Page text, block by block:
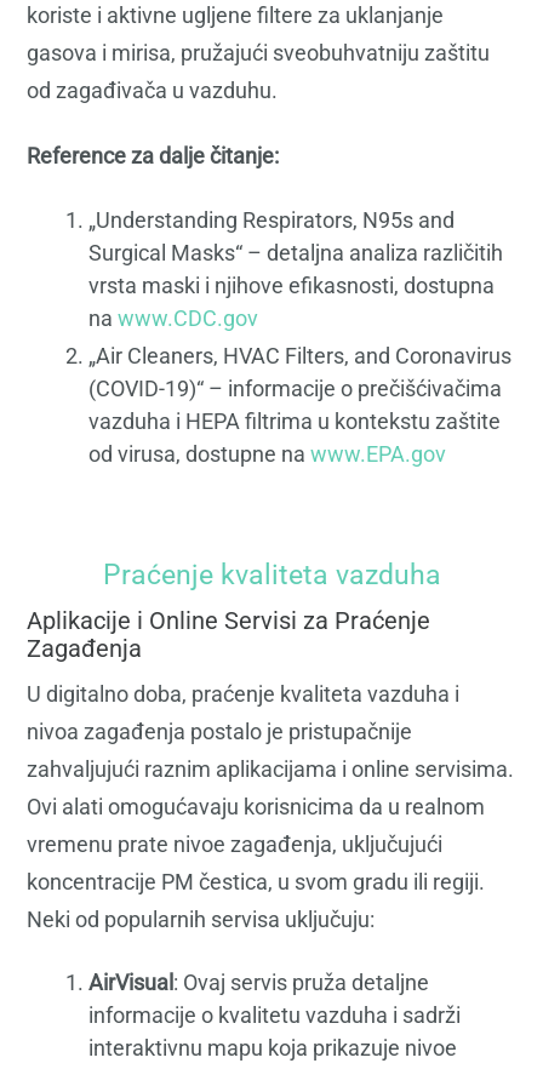
koriste i aktivne ugljene filtere za uklanjanje
gasova i mirisa, pružajući sveobuhvatniju zaštitu
od zagađivača u vazduhu.
Reference za dalje čitanje:
„Understanding Respirators, N95s and
Surgical Masks“ – detaljna analiza različitih
vrsta maski i njihove efikasnosti, dostupna
nawww.CDC.gov
„Air Cleaners, HVAC Filters, and Coronavirus
(COVID-19)“ – informacije o prečišćivačima
vazduha i HEPA filtrima u kontekstu zaštite
od virusa, dostupne nawww.EPA.gov
Praćenje kvaliteta vazduha
Aplikacije i Online Servisi za Praćenje
Zagađenja
U digitalno doba, praćenje kvaliteta vazduha i
nivoa zagađenja postalo je pristupačnije
zahvaljujući raznim aplikacijama i online servisima.
Ovi alati omogućavaju korisnicima da u realnom
vremenu prate nivoe zagađenja, uključujući
koncentracije PM čestica, u svom gradu ili regiji.
Neki od popularnih servisa uključuju:
AirVisual : Ovaj servis pruža detaljne
informacije o kvalitetu vazduha i sadrži
interaktivnu mapu koja prikazuje nivoe